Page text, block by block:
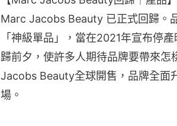
Marc Jacobs Beauty 已正式回歸。
「神級單品」，當在2021年宣布停
歸前夕，使許多人期待品牌要帶來
Jacobs Beauty全球開售，品牌全面
場。